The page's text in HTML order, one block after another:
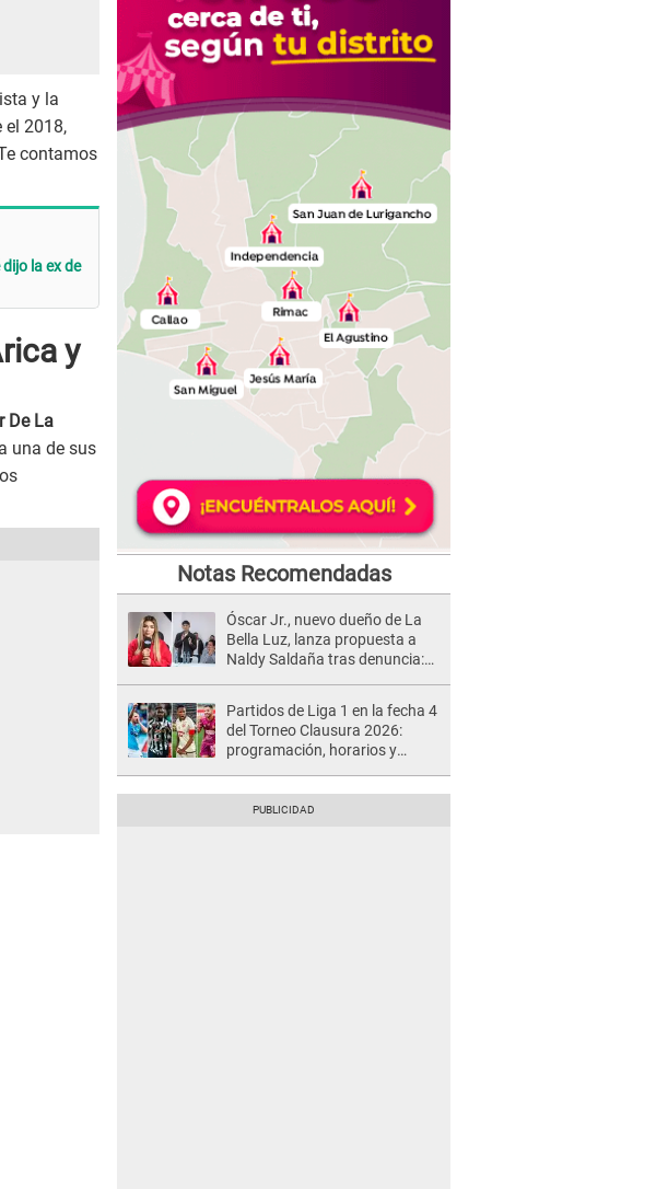
y la
el 2018,
contamos
la ex de
y
De La
una de sus
Notas Recomendadas
Óscar Jr., nuevo dueño de La
Bella Luz, lanza propuesta a
Naldy Saldaña tras denuncia:
Partidos de Liga 1 en la fecha 4
del Torneo Clausura 2026:
programación, horarios y